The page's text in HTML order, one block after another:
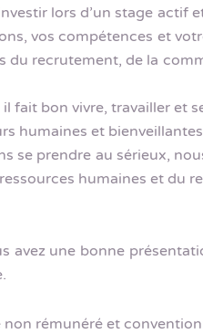
lors d’un stage actif
vos compétences et
du recrutement, de la
fait bon vivre, travailler et
humaines et
se prendre au sérieux,
humaines et du
avez une bonne
non rémunéré et